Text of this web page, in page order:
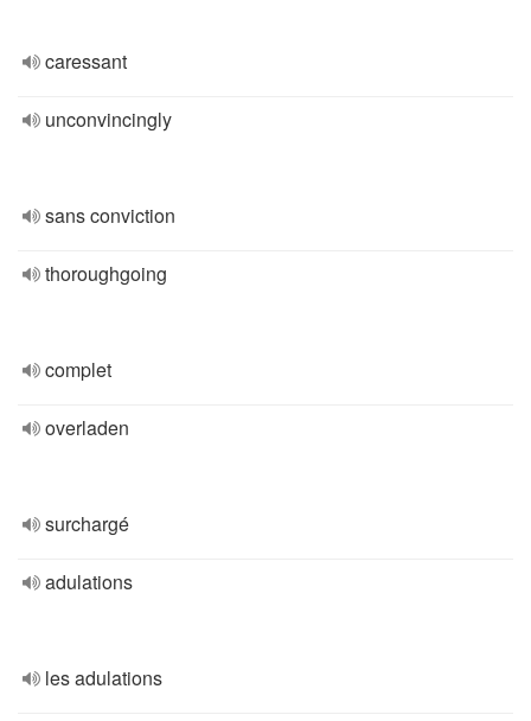
caressant
unconvincingly
sans conviction
thoroughgoing
complet
overladen
surchargé
adulations
les adulations